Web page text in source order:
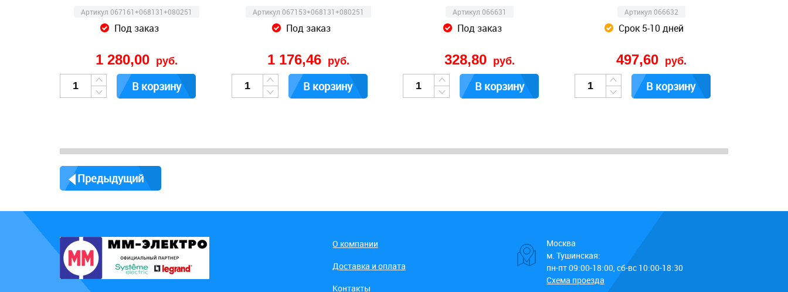
Артикул 067161+068131+080251
Под заказ
1 280,00 руб.
В корзину
Артикул 067153+068131+080251
Под заказ
1 176,46 руб.
В корзину
Артикул 066631
Под заказ
328,80 руб.
В корзину
Артикул 066632
Срок 5-10 дней
497,60 руб.
В корзину
Предыдущий
О компании
Доставка и оплата
Контакты
Москва
м. Тушинская:
пн-пт 09:00-18:00, сб-вс 10:00-18:30
Схема проезда